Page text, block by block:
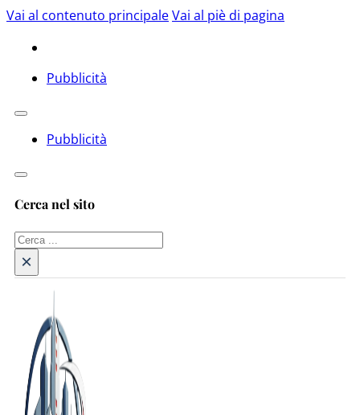
Vai al contenuto principaleVai al piè di pagina
Pubblicità
Pubblicità
Cerca nel sito
Cerca
×